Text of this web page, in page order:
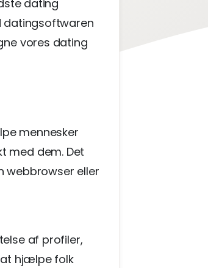
dating
datingsoftwaren
vores dating
mennesker
med dem. Det
webbrowser eller
af profiler,
hjælpe folk